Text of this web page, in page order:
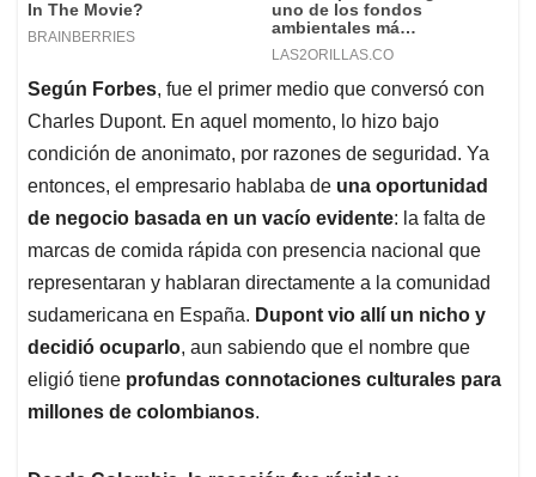
Según Forbes, fue el primer medio que conversó con
Charles Dupont. En aquel momento, lo hizo bajo
condición de anonimato, por razones de seguridad. Ya
entonces, el empresario hablaba de una oportunidad
de negocio basada en un vacío evidente: la falta de
marcas de comida rápida con presencia nacional que
representaran y hablaran directamente a la comunidad
sudamericana en España. Dupont vio allí un nicho y
decidió ocuparlo, aun sabiendo que el nombre que
eligió tiene profundas connotaciones culturales para
millones de colombianos.